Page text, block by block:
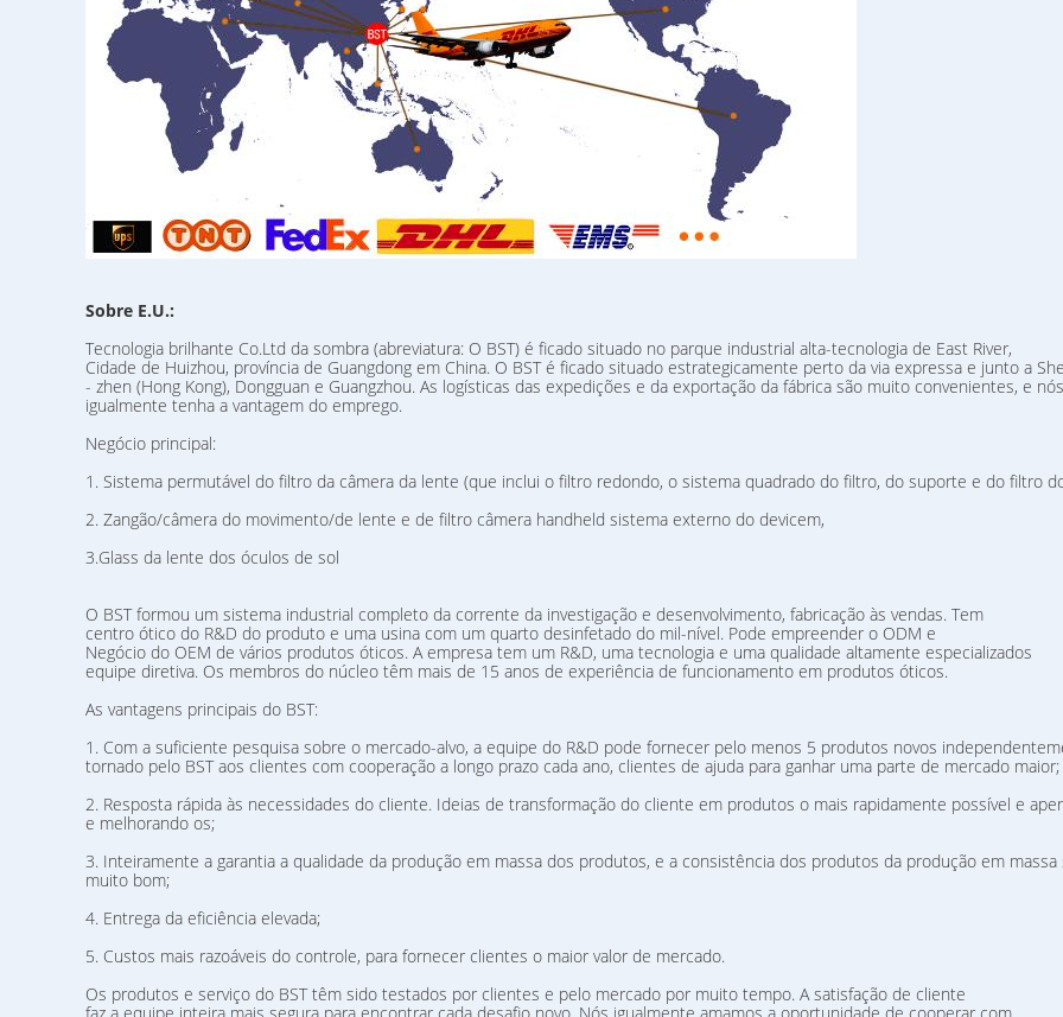
Sobre E.U.:
Tecnologia brilhante Co.Ltd da sombra (abreviatura: O BST) é ficado situado no parque industrial alta-tecnologia de East River,
Cidade de Huizhou, província de Guangdong em China. O BST é ficado situado estrategicamente perto da via expressa e junto a
- zhen (Hong Kong), Dongguan e Guangzhou. As logísticas das expedições e da exportação da fábrica são muito convenientes, e nós
igualmente tenha a vantagem do emprego.
Negócio principal:
1. Sistema permutável do filtro da câmera da lente (que inclui o filtro redondo, o sistema quadrado do filtro, do suporte e do filtro
2. Zangão/câmera do movimento/de lente e de filtro câmera handheld sistema externo do devicem,
3.Glass da lente dos óculos de sol
O BST formou um sistema industrial completo da corrente da investigação e desenvolvimento, fabricação às vendas. Tem
centro ótico do R&D do produto e uma usina com um quarto desinfetado do mil-nível. Pode empreender o ODM e
Negócio do OEM de vários produtos óticos. A empresa tem um R&D, uma tecnologia e uma qualidade altamente especializados
equipe diretiva. Os membros do núcleo têm mais de 15 anos de experiência de funcionamento em produtos óticos.
As vantagens principais do BST:
1. Com a suficiente pesquisa sobre o mercado-alvo, a equipe do R&D pode fornecer pelo menos 5 produtos novos
tornado pelo BST aos clientes com cooperação a longo prazo cada ano, clientes de ajuda para ganhar uma parte de mercado maior;
2. Resposta rápida às necessidades do cliente. Ideias de transformação do cliente em produtos o mais rapidamente possível e
e melhorando os;
3. Inteiramente a garantia a qualidade da produção em massa dos produtos, e a consistência dos produtos da produção em massa
muito bom;
4. Entrega da eficiência elevada;
5. Custos mais razoáveis do controle, para fornecer clientes o maior valor de mercado.
Os produtos e serviço do BST têm sido testados por clientes e pelo mercado por muito tempo. A satisfação de cliente